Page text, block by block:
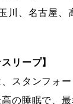
川、名古屋、
リープ】
スタンフォ
の睡眠で、